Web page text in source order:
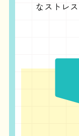
なストレ